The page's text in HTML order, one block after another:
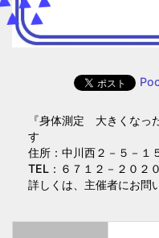
『身体測定 大きくなっ
す
住所：中川西２－５－１
TEL：６７１２－２０２０
詳しくは、主催者にお問